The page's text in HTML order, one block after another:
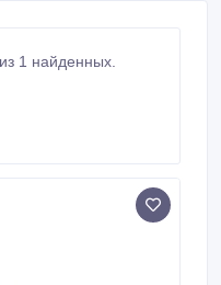
1 найденных.